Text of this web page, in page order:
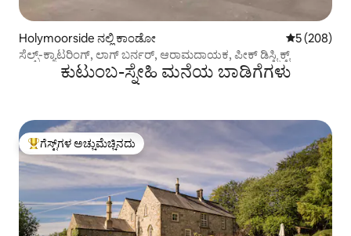
Holymoorside ನಲ್ಲಿ ಕಾಂಡೋ 5 ರಲ್ಲಿ 5
5 (208)
ಸೆಲ್ಫ್-ಕ್ಯಾಟರಿಂಗ್, ಲಾಗ್ ಬರ್ನರ್, ಆರಾಮದಾಯಕ, ಪೀಕ್ ಡಿಸ್ಟ್ರಿಕ್ಟ್
ಕುಟುಂಬ-ಸ್ನೇಹಿ ಮನೆಯ ಬಾಡಿಗೆಗಳು
ಗೆಸ್ಟ್‌ಗಳಿಗೆ ಅತಿ ಹೆಚ್ಚು ಅಚ್ಚುಮೆಚ್ಚಿನದು
ಗೆಸ್ಟ್‌ಗಳ ಅಚ್ಚುಮೆಚ್ಚಿನದು